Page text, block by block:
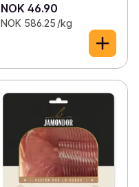
NOK 46.90
NOK 586.25 /kg